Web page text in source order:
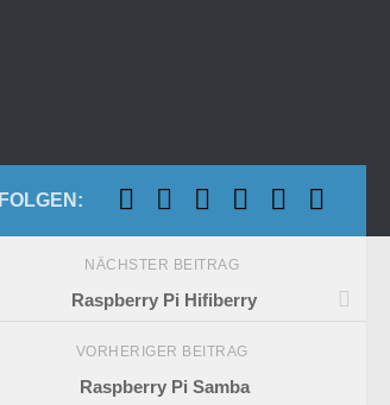
FOLGEN:
NÄCHSTER BEITRAG
Raspberry Pi Hifiberry
VORHERIGER BEITRAG
Raspberry Pi Samba